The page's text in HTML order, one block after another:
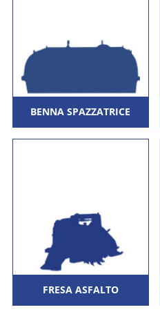
BENNA SPAZZATRICE
FRESA ASFALTO